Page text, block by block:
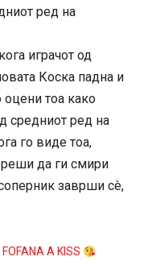
ред на
играчот од
Коска падна и
оцени тоа како
средниот ред на
го виде тоа,
да ги смири
соперник заврши сè,
A KISS